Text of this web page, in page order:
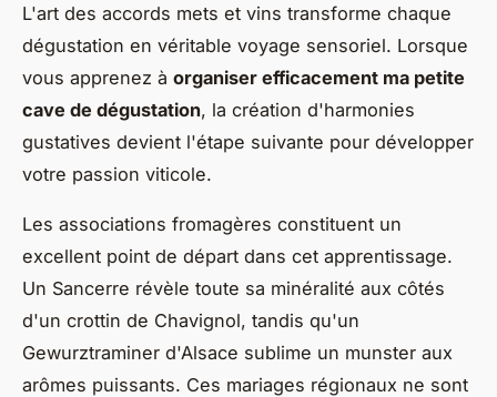
L'art des accords mets et vins transforme chaque
dégustation en véritable voyage sensoriel. Lorsque
vous apprenez à organiser efficacement ma petite
cave de dégustation, la création d'harmonies
gustatives devient l'étape suivante pour développer
votre passion viticole.
Les associations fromagères constituent un
excellent point de départ dans cet apprentissage.
Un Sancerre révèle toute sa minéralité aux côtés
d'un crottin de Chavignol, tandis qu'un
Gewurztraminer d'Alsace sublime un munster aux
arômes puissants. Ces mariages régionaux ne sont